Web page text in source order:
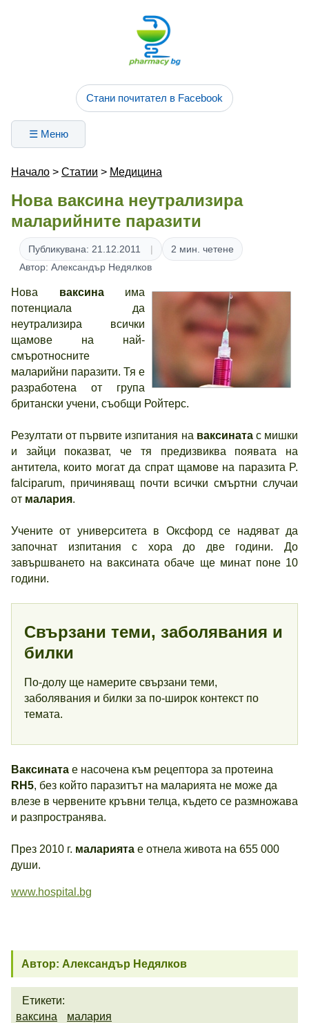
Стани почитател в Facebook
☰ Меню
Начало > Статии > Медицина
Нова ваксина неутрализира
маларийните паразити
Публикувана: 21.12.2011
2 мин. четене
Автор: Александър Недялков
Нова ваксина има
потенциала да
неутрализира всички
щамове на най-
смъротносните
маларийни паразити. Тя е
разработена от група
британски учени, съобщи Ройтерс.
Резултати от първите изпитания на ваксината с мишки
и зайци показват, че тя предизвиква появата на
антитела, които могат да спрат щамове на паразита P.
falciparum, причиняващ почти всички смъртни случаи
от малария.
Учените от университета в Оксфорд се надяват да
започнат изпитания с хора до две години. До
завършването на ваксината обаче ще минат поне 10
години.
Свързани теми, заболявания и
билки
По-долу ще намерите свързани теми,
заболявания и билки за по-широк контекст по
темата.
Ваксината е насочена към рецептора за протеина
RH5, без който паразитът на маларията не може да
влезе в червените кръвни телца, където се размножава
и разпространява.
През 2010 г. маларията е отнела живота на 655 000
души.
www.hospital.bg
Автор: Александър Недялков
Етикети:
ваксина
малария